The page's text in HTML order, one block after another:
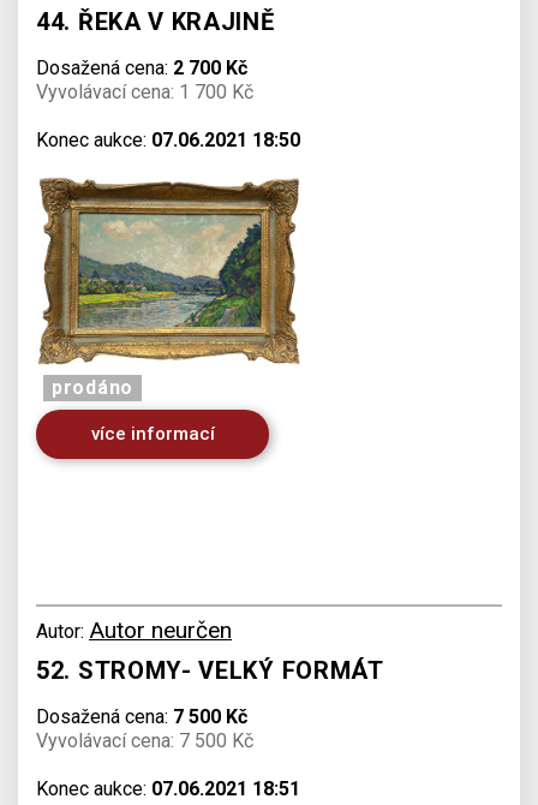
44. ŘEKA V KRAJINĚ
Dosažená cena: 2 700 Kč
Vyvolávací cena: 1 700 Kč
Konec aukce: 07.06.2021 18:50
prodáno
více informací
Autor: Autor neurčen
52. STROMY- VELKÝ FORMÁT
Dosažená cena: 7 500 Kč
Vyvolávací cena: 7 500 Kč
Konec aukce: 07.06.2021 18:51